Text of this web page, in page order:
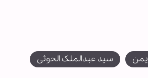
یمن سید عبدالملک الحوثی